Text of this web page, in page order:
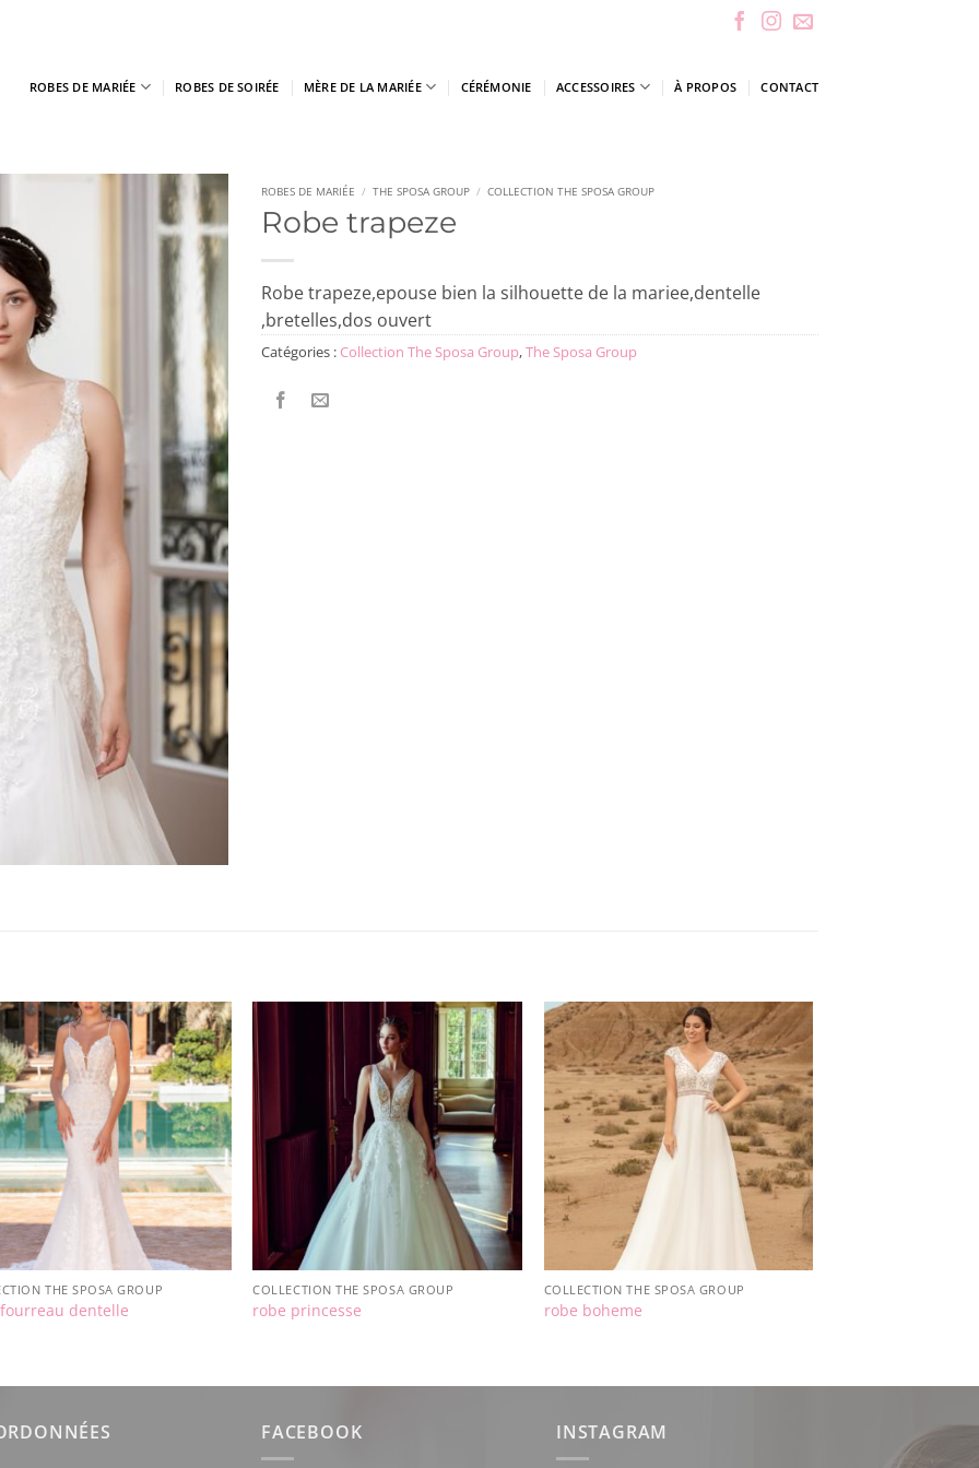
ROBES DE MARIÉE ROBES DE SOIRÉE MÈRE DE LA MARIÉE CÉRÉMONIE ACCESSOIRES À PROPOS CONTACT
ROBES DE MARIÉE / THE SPOSA GROUP / COLLECTION THE SPOSA GROUP
Robe trapeze
Robe trapeze,epouse bien la silhouette de la mariee,dentelle
,bretelles,dos ouvert
Catégories : Collection The Sposa Group,The Sposa Group
THE SPOSA GROUP
dentelle
COLLECTION THE SPOSA GROUP
robe princesse
COLLECTION THE SPOSA GROUP
robe boheme
FACEBOOK INSTAGRAM